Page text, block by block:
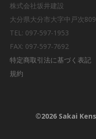
株式会社坂井建設
大分県大分市大字中戸次
TEL: 097-597-1953
FAX: 097-597-7692
特定商取引法に基づく表記
規約
©2026 Sakai